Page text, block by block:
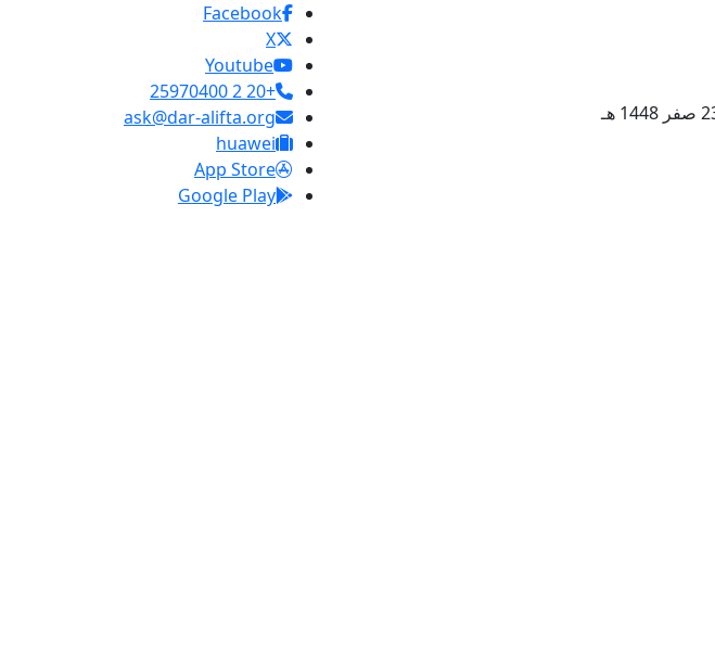
Facebook
X
Youtube
+20 2 25970400
ask@dar-alifta.org
huawei
App Store
Google Play